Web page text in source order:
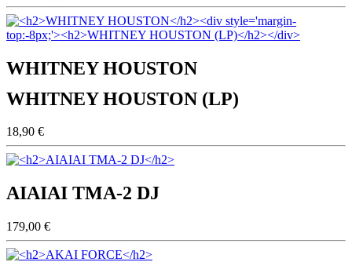
WHITNEY HOUSTON
WHITNEY HOUSTON (LP)
18,90 €
AIAIAI TMA-2 DJ
179,00 €